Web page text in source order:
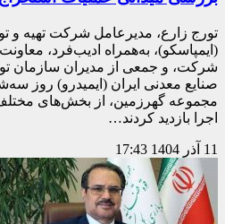
تورج زارع، مدیرعامل شرکت تهیه و
(ايمپاسكو)، به‌همراه ادیب‌فرد،
شركت، و جمعی از مدیران سازمان
مجموعه گهرزمین، از بخش‌های
اجرا بازدید کردند…
11 آذر 1404 17:43